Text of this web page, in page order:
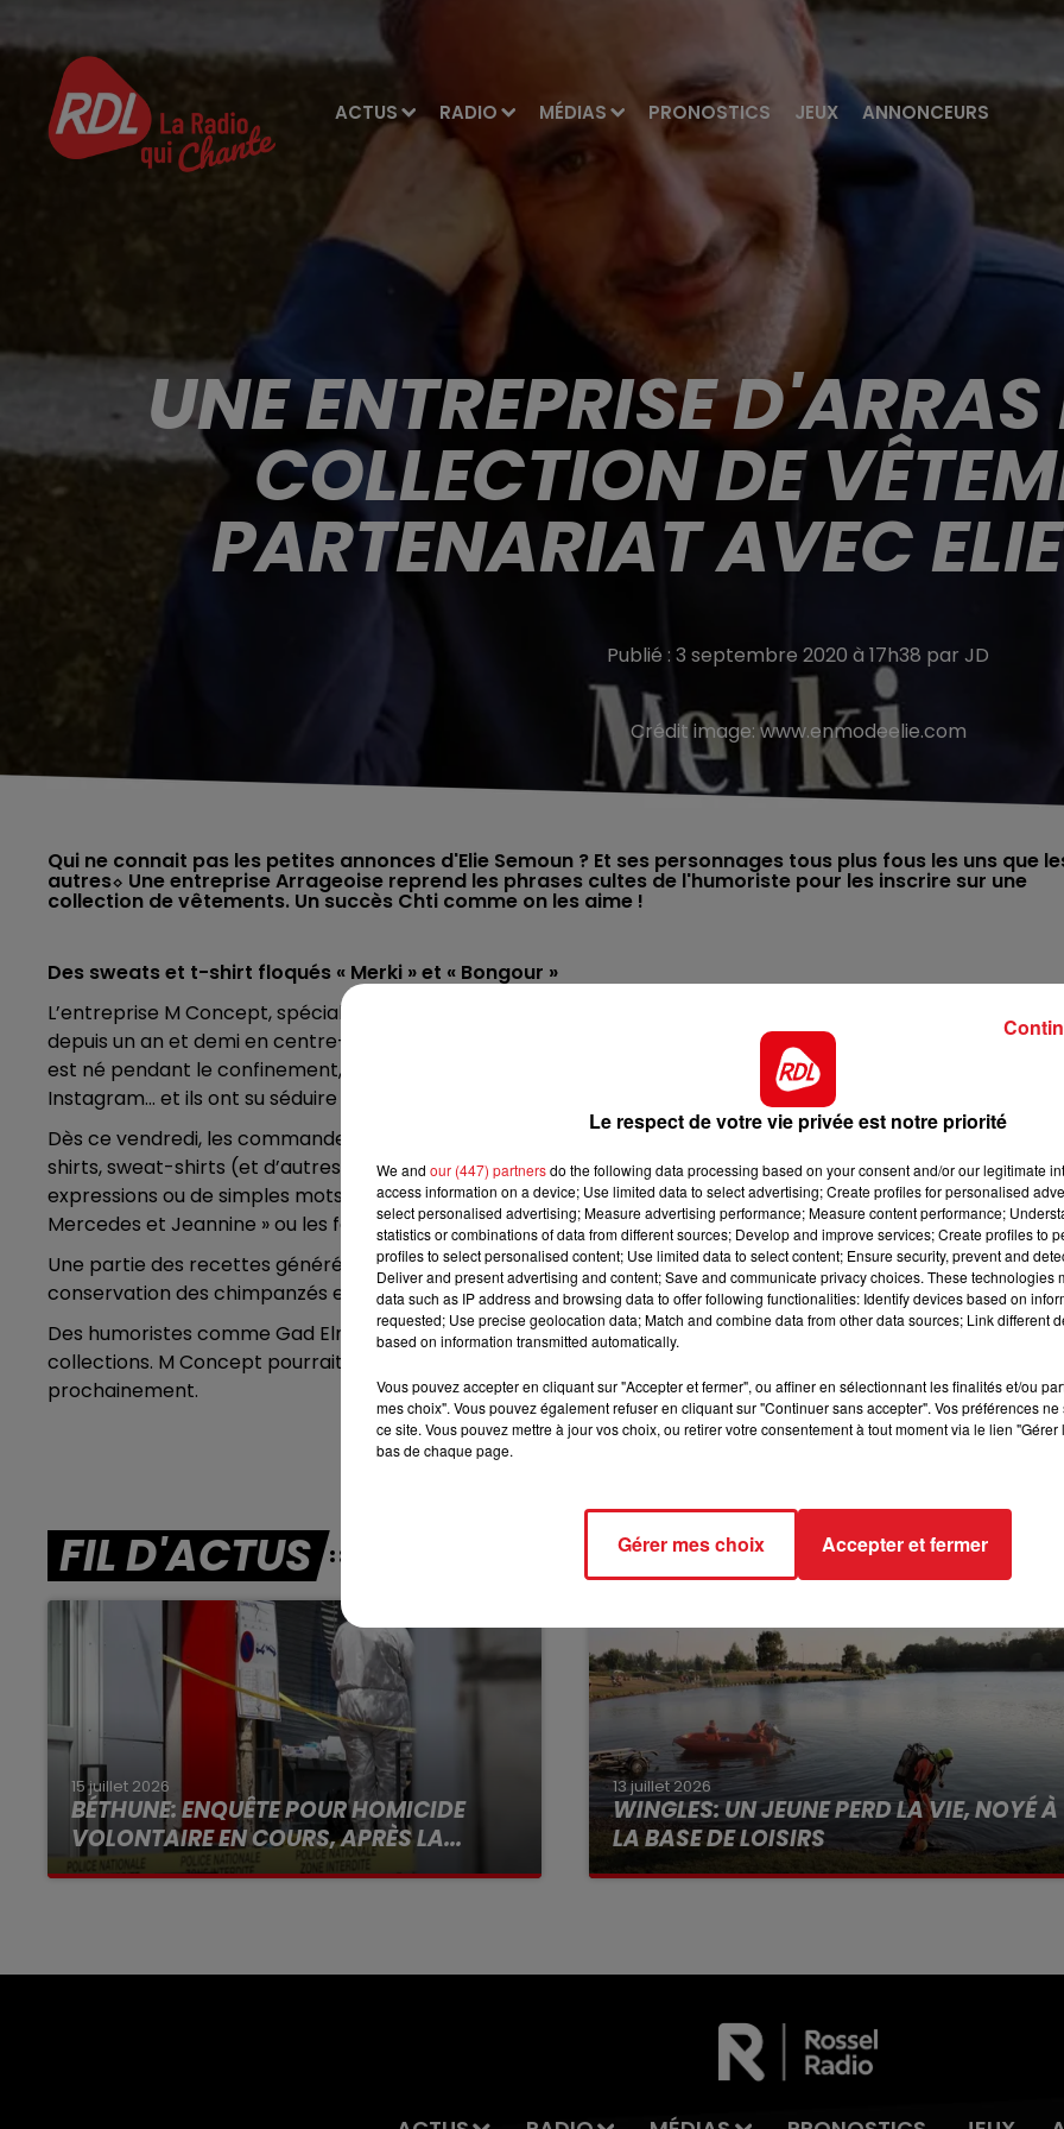
ACTUS RADIO MÉDIAS PRONOSTICS JEUX ANNONCEURS
16h00 - 19h00
LE JUKEBOX RDL
7h00 - 10h00
DEBOUT C'EST L'HEURE
UNE ENTREPRISE
COLLECTION DE
PARTENARIAT AVEC
Publié : 3 septembre 2020 à 17h38 par JD
Crédit image:www.enmodeelie.com
Qui ne connait pas les petites annonces d'Elie Semoun ? Et ses personnages tous plus fous les uns que
autres⬦ Une entreprise Arrageoise reprend les phrases cultes de l'humoriste pour les inscrire sur une
collection de vêtements. Un succès Chti comme on les aime !
Des sweats et t-shirt floqués « Merki » et « Bongour »
L’entreprise M Concept, spécialisée dans le textile événementiel, scolaire, sportif et professionnel, établie
depuis un an et demi en centre-ville d’Arras a officialisé un partenariat avec l’humoriste Élie Semoun. Le
est né pendant le confinement, avec une prise de contact des entrepreneurs Arrageois sur le réseau social
Instagram… et ils ont su séduire l’humoriste.
Dès ce vendredi, les commandes en ligne seront possibles sur le
. Vous y trouverez notamment des t-
shirts, sweat-shirts (et d’autres accessoires comme des sacs, casquettes, bonnets, etc.) reprenant des
expressions ou de simples mots devenus célèbres grâce aux petites annonces, comme la référence «
Mercedes et Jeannine » ou les fameux « Merki » et « Bongour » de Mikeline.
Une partie des recettes générées par les ventes sera reversée à une association qui oeuvre pour la
conservation des chimpanzés en Guinée. Une cause chère au comédien depuis son passage dans le pays.
Des humoristes comme Gad Elmaleh ou encore Franck Dubosc seront eux aussi ambassadeurs des
collections. M Concept pourrait aussi assurer sa promotion dans une émission d’Arthur sur TF1 tout
prochainement.
FIL D'ACTUS
15 juillet 2026
BÉTHUNE: ENQUÊTE POUR HOMICIDE
VOLONTAIRE EN COURS, APRÈS LA...
Selon les premiers éléments, le logement
13 juillet 2026
WINGLES: UN JEUNE PERD LA VIE, NOYÉ À
LA BASE DE LOISIRS
La victime a coulé à pic
Le respect de votre vie privée est notre priorité
We and our (447) partnersdo the following data processing based on your consent and/or our legitimate
access information on a device; Use limited data to select advertising; Create profiles for personalised
select personalised advertising; Measure advertising performance; Measure content performance;
statistics or combinations of data from different sources; Develop and improve services; Create profiles to
profiles to select personalised content; Use limited data to select content; Ensure security, prevent and
Deliver and present advertising and content; Save and communicate privacy choices. These technologies
data such as IP address and browsing data to offer following functionalities: Identify devices based on
requested; Use precise geolocation data; Match and combine data from other data sources; Link different
based on information transmitted automatically.
Vous pouvez accepter en cliquant sur "Accepter et fermer", ou affiner en sélectionnant les finalités et/ou
mes choix". Vous pouvez également refuser en cliquant sur "Continuer sans accepter". Vos préférences
ce site. Vous pouvez mettre à jour vos choix, ou retirer votre consentement à tout moment via le lien
bas de chaque page.
Gérer mes choix Accepter et fermer